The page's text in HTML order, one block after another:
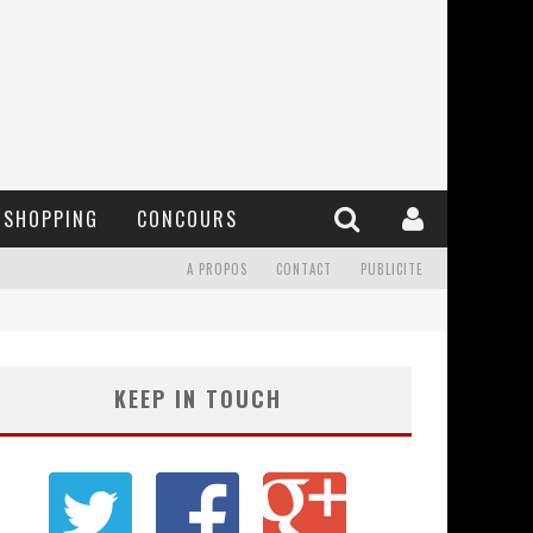
SHOPPING CONCOURS
A PROPOS CONTACT PUBLICITE
KEEP IN TOUCH